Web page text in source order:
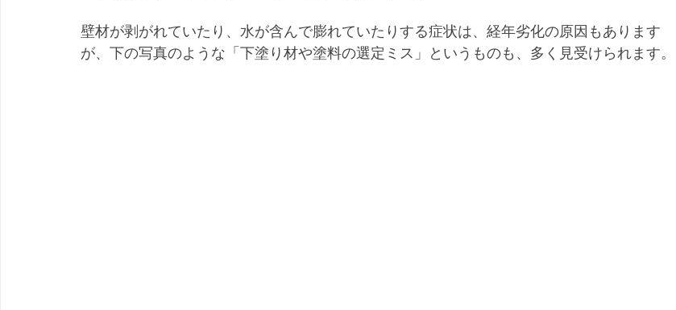
壁材が剥がれていたり、水が含んで膨れていたりする症状は、経年劣化の原因もあります
が、下の写真のような「下塗り材や塗料の選定ミス」というものも、多く見受けられます。